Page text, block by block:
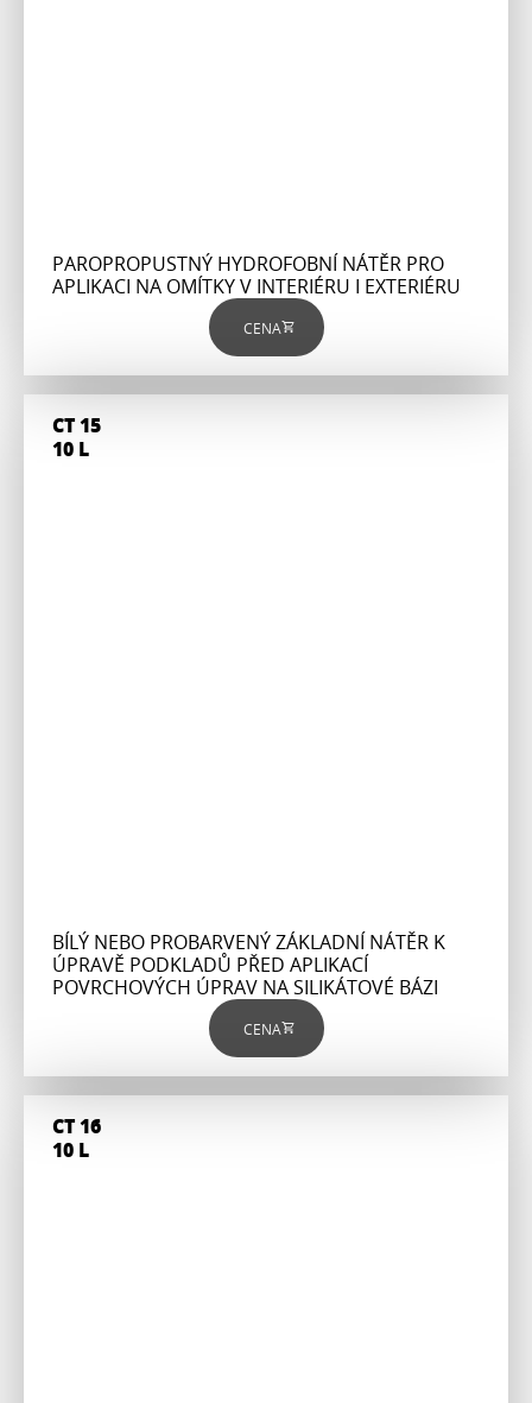
PAROPROPUSTNÝ HYDROFOBNÍ NÁTĚR PRO
APLIKACI NA OMÍTKY V INTERIÉRU I EXTERIÉRU
CENA
CT 15
10 L
BÍLÝ NEBO PROBARVENÝ ZÁKLADNÍ NÁTĚR K
ÚPRAVĚ PODKLADŮ PŘED APLIKACÍ
POVRCHOVÝCH ÚPRAV NA SILIKÁTOVÉ BÁZI
CENA
CT 16
10 L